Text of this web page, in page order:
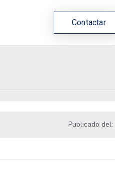
Contactar
Publicado del: